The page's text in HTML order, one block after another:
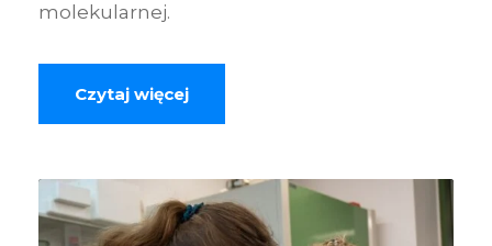
molekularnej.
Czytaj więcej